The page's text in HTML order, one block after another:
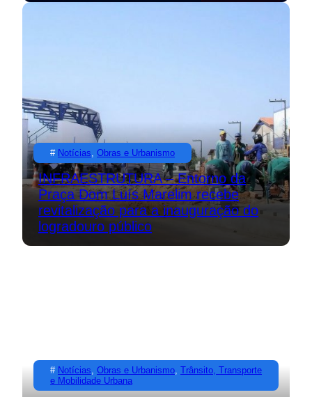
# Notícias, Obras e Urbanismo
INFRAESTRUTURA – Entorno da
Praça Dom Luís Marelim recebe
revitalização para a inauguração do
logradouro público
# Notícias, Obras e Urbanismo, Trânsito, Transporte
e Mobilidade Urbana